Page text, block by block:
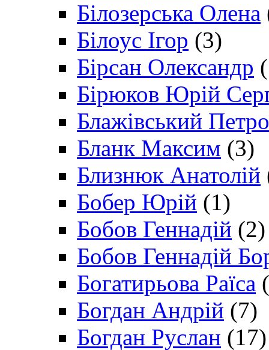
Білозерська Олена
Білоус Ігор (3)
Бірсан Олександр
Бірюков Юрій
Блажівський Петро
Бланк Максим (3)
Близнюк Анатолій
Бобер Юрій (1)
Бобов Геннадій (2)
Бобов Геннадій
Богатирьова Раїса
Богдан Андрій (7)
Богдан Руслан (17)